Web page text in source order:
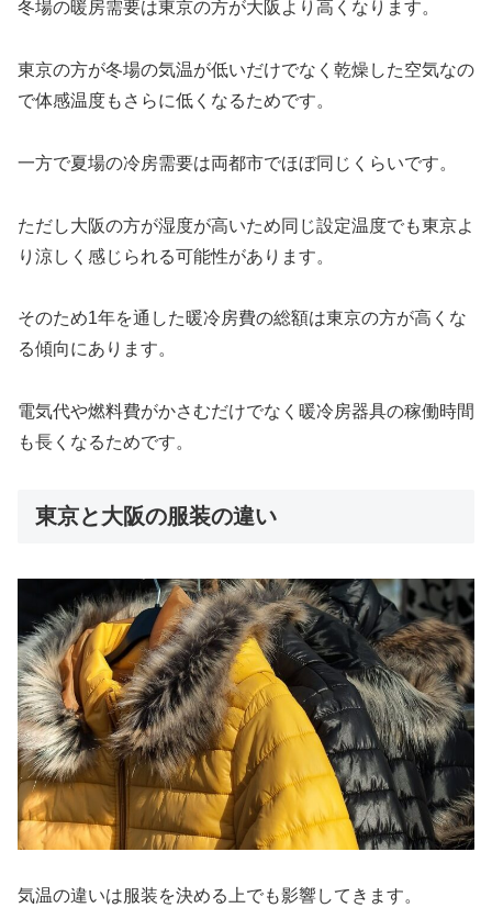
冬場の暖房需要は東京の方が大阪より高くなります。
東京の方が冬場の気温が低いだけでなく乾燥した空気なの
で体感温度もさらに低くなるためです。
一方で夏場の冷房需要は両都市でほぼ同じくらいです。
ただし大阪の方が湿度が高いため同じ設定温度でも東京よ
り涼しく感じられる可能性があります。
そのため1年を通した暖冷房費の総額は東京の方が高くな
る傾向にあります。
電気代や燃料費がかさむだけでなく暖冷房器具の稼働時間
も長くなるためです。
東京と大阪の服装の違い
気温の違いは服装を決める上でも影響してきます。